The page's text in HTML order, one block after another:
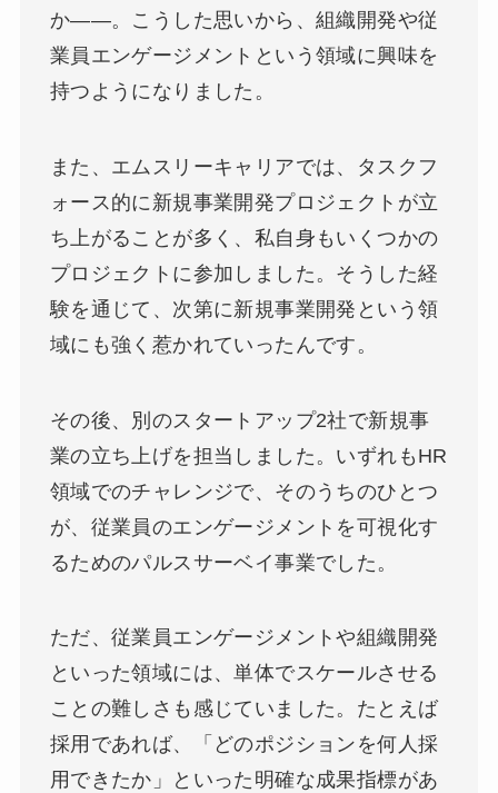
か――。こうした思いから、組織開発や従
業員エンゲージメントという領域に興味を
持つようになりました。
また、エムスリーキャリアでは、タスクフ
ォース的に新規事業開発プロジェクトが立
ち上がることが多く、私自身もいくつかの
プロジェクトに参加しました。そうした経
験を通じて、次第に新規事業開発という領
域にも強く惹かれていったんです。
その後、別のスタートアップ2社で新規事
業の立ち上げを担当しました。いずれもHR
領域でのチャレンジで、そのうちのひとつ
が、従業員のエンゲージメントを可視化す
るためのパルスサーベイ事業でした。
ただ、従業員エンゲージメントや組織開発
といった領域には、単体でスケールさせる
ことの難しさも感じていました。たとえば
採用であれば、「どのポジションを何人採
用できたか」といった明確な成果指標があ